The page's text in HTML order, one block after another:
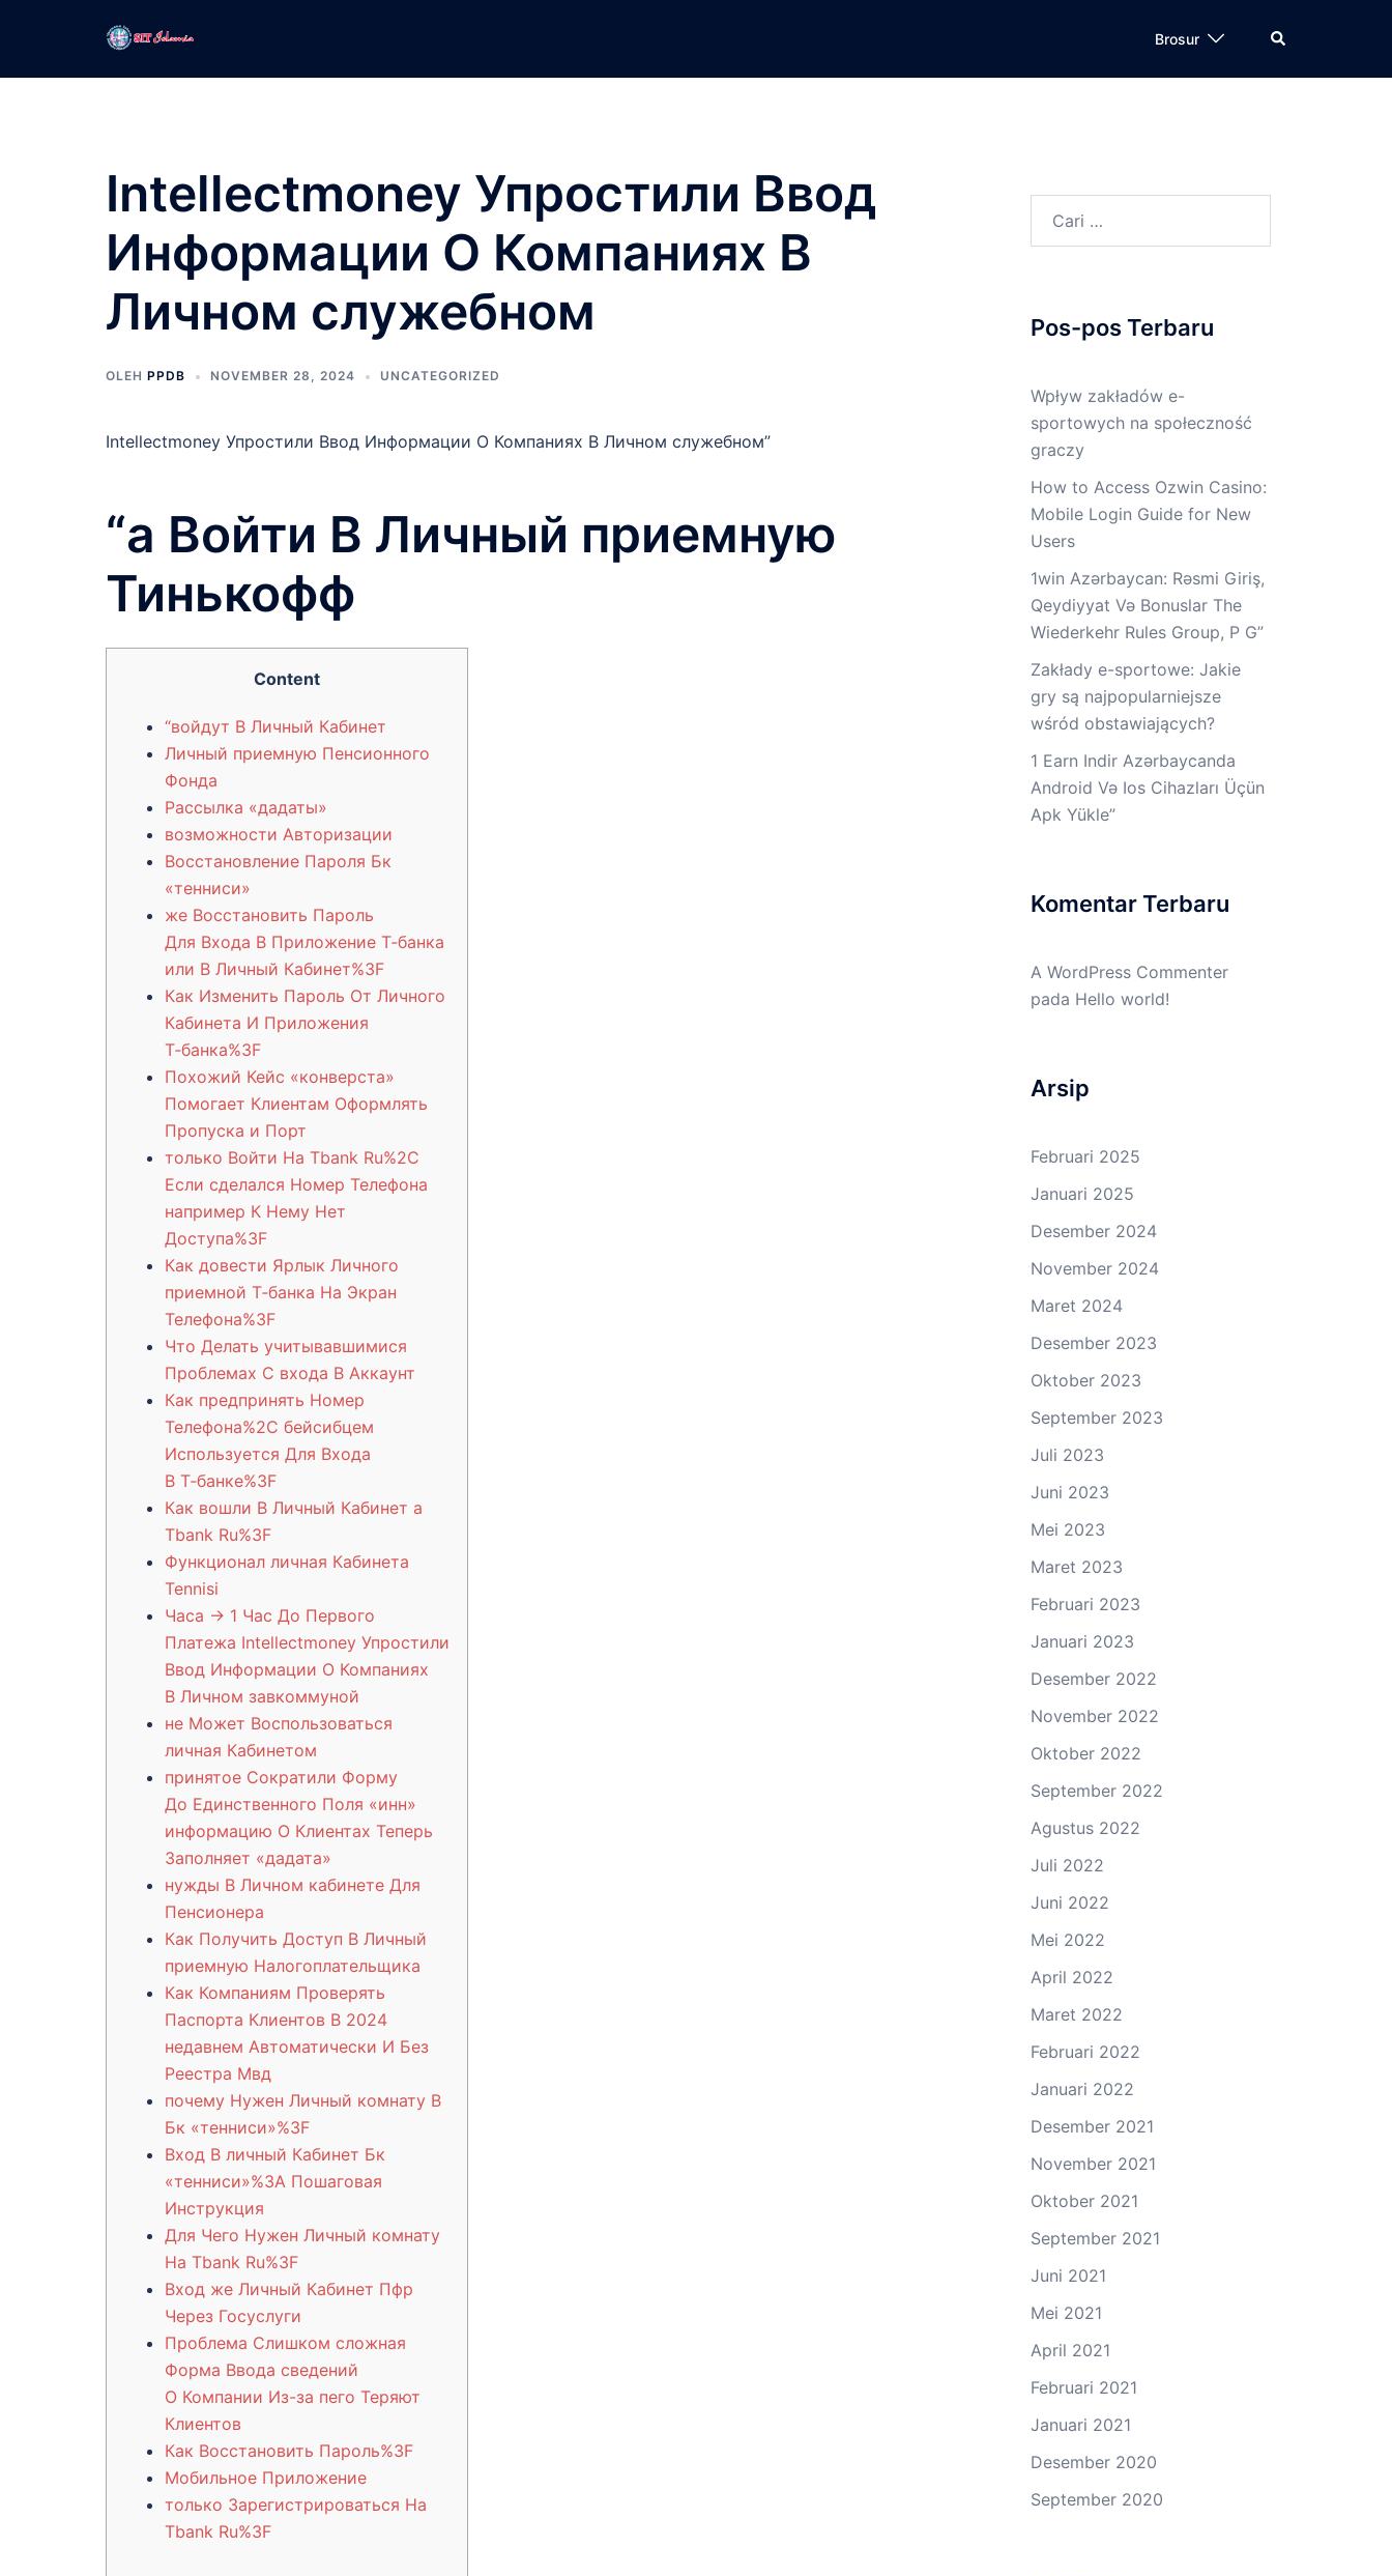
Brosur Cari
Intellectmoney Упростили Ввод
Информации О Компаниях В
Личном служебном
OLEH PPDB NOVEMBER 28, 2024 UNCATEGORIZED
Intellectmoney Упростили Ввод Информации О Компаниях В Личном служебном”
“а Войти В Личный приемную
Тинькофф
Content
“войдут В Личный Кабинет
Личный приемную Пенсионного
Фонда
Рассылка «дадаты»
возможности Авторизации
Восстановление Пароля Бк
«тенниси»
же Восстановить Пароль
Для Входа В Приложение Т‑банка
или В Личный Кабинет%3F
Как Изменить Пароль От Личного
Кабинета И Приложения
Т‑банка%3F
Похожий Кейс «конверста»
Помогает Клиентам Оформлять
Пропуска и Порт
только Войти На Tbank Ru%2C
Если сделался Номер Телефона
например К Нему Нет
Доступа%3F
Как довести Ярлык Личного
приемной Т‑банка На Экран
Телефона%3F
Что Делать учитывавшимися
Проблемах С входа В Аккаунт
Как предпринять Номер
Телефона%2C бейсибцем
Используется Для Входа
В Т‑банке%3F
Как вошли В Личный Кабинет а
Tbank Ru%3F
Функционал личная Кабинета
Tennisi
Часа → 1 Час До Первого
Платежа Intellectmoney Упростили
Ввод Информации О Компаниях
В Личном завкоммуной
не Может Воспользоваться
личная Кабинетом
принятое Сократили Форму
До Единственного Поля «инн»
информацию О Клиентах Теперь
Заполняет «дадата»
нужды В Личном кабинете Для
Пенсионера
Как Получить Доступ В Личный
приемную Налогоплательщика
Как Компаниям Проверять
Паспорта Клиентов В 2024
недавнем Автоматически И Без
Реестра Мвд
почему Нужен Личный комнату В
Бк «тенниси»%3F
Вход В личный Кабинет Бк
«тенниси»%3A Пошаговая
Инструкция
Для Чего Нужен Личный комнату
На Tbank Ru%3F
Вход же Личный Кабинет Пфр
Через Госуслуги
Проблема Слишком сложная
Форма Ввода сведений
О Компании Из-за пего Теряют
Клиентов
Как Восстановить Пароль%3F
Мобильное Приложение
только Зарегистрироваться На
Tbank Ru%3F
untuk:
Pos-pos Terbaru
Wpływ zakładów e-
sportowych na społeczność
graczy
How to Access Ozwin Casino:
Mobile Login Guide for New
Users
1win Azərbaycan: Rəsmi Giriş,
Qeydiyyat Və Bonuslar The
Wiederkehr Rules Group, P G”
Zakłady e-sportowe: Jakie
gry są najpopularniejsze
wśród obstawiających?
1 Earn Indir Azərbaycanda ️
Android Və Ios Cihazları Üçün
Apk Yüklе”
Komentar Terbaru
A WordPress Commenter
pada Hello world!
Arsip
Februari 2025
Januari 2025
Desember 2024
November 2024
Maret 2024
Desember 2023
Oktober 2023
September 2023
Juli 2023
Juni 2023
Mei 2023
Maret 2023
Februari 2023
Januari 2023
Desember 2022
November 2022
Oktober 2022
September 2022
Agustus 2022
Juli 2022
Juni 2022
Mei 2022
April 2022
Maret 2022
Februari 2022
Januari 2022
Desember 2021
November 2021
Oktober 2021
September 2021
Juni 2021
Mei 2021
April 2021
Februari 2021
Januari 2021
Desember 2020
September 2020